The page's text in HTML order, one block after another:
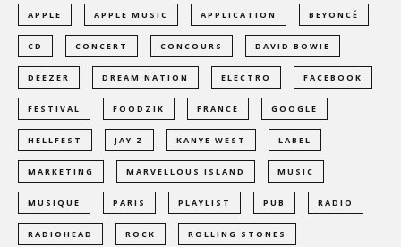
APPLE APPLE MUSIC APPLICATION BEYONCÉ
CD CONCERT CONCOURS DAVID BOWIE
DEEZER DREAM NATION ELECTRO FACEBOOK
FESTIVAL FOODZIK FRANCE GOOGLE
HELLFEST JAY Z KANYE WEST LABEL
MARKETING MARVELLOUS ISLAND MUSIC
MUSIQUE PARIS PLAYLIST PUB RADIO
RADIOHEAD ROCK ROLLING STONES